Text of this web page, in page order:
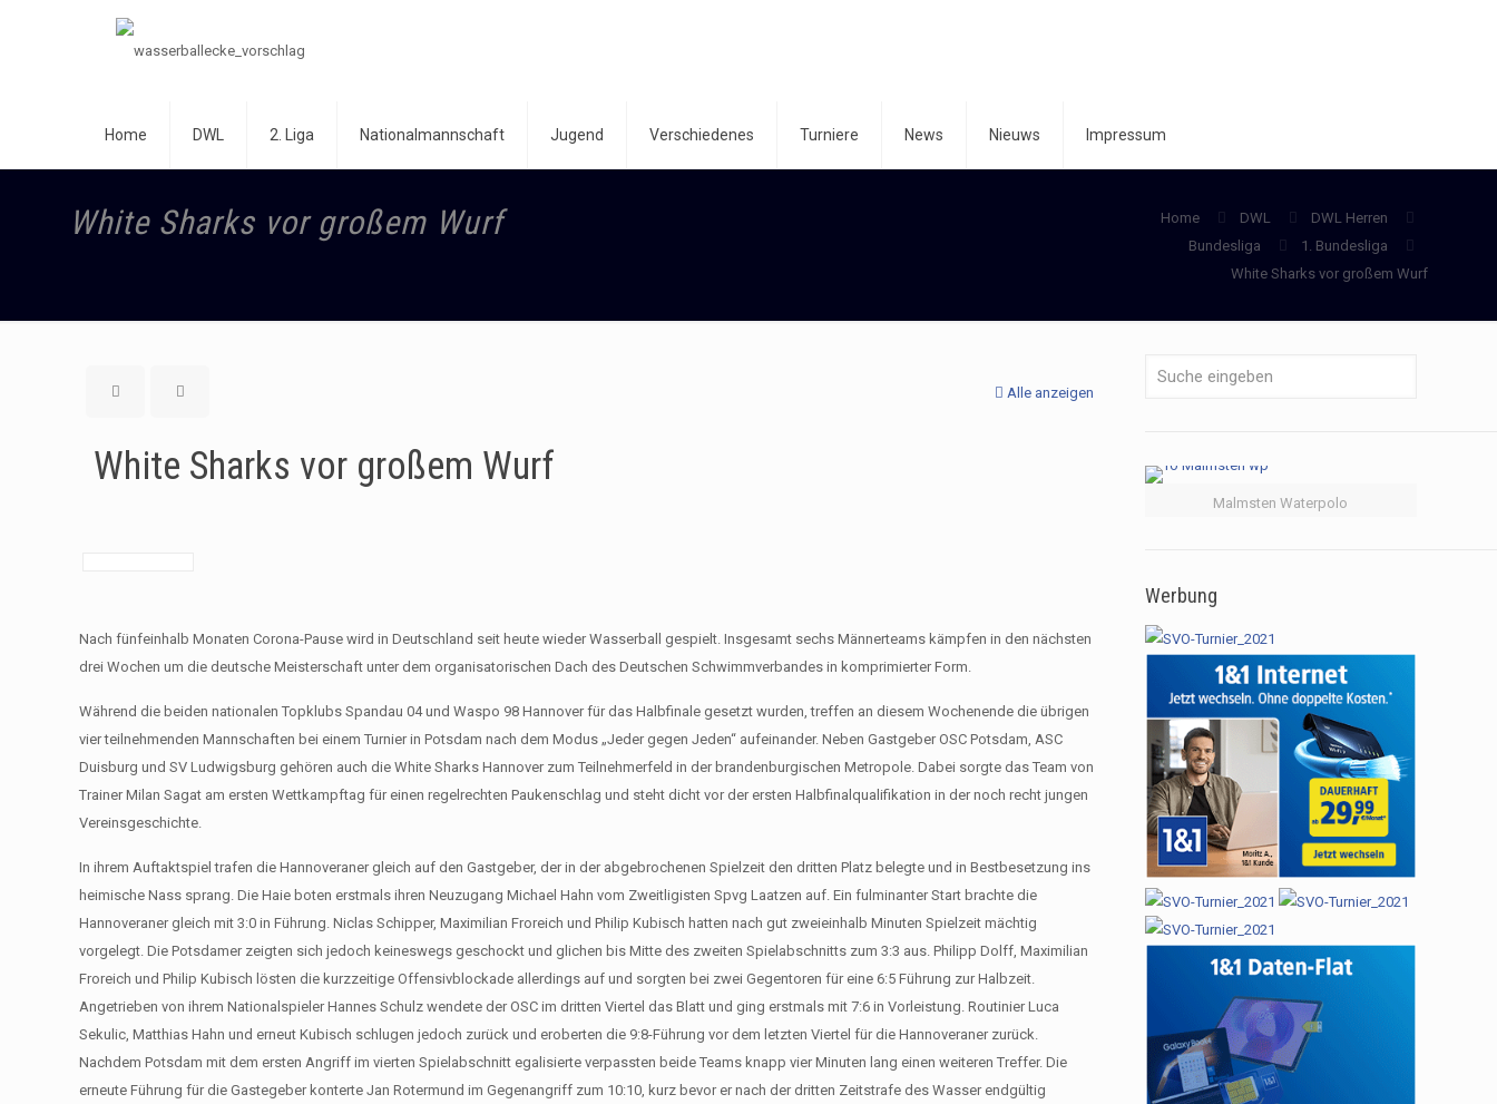
Home DWL 2. Liga Nationalmannschaft Jugend Verschiedenes Turniere News Nieuws Impressum
White Sharks vor großem Wurf Home DWL
DWL Herren
Bundesliga
1. Bundesliga
White Sharks vor großem Wurf
Alle anzeigen
White Sharks vor großem Wurf
Nach fünfeinhalb Monaten Corona-Pause wird in Deutschland seit heute wieder Wasserball gespielt. Insgesamt sechs Männerteams kämpfen in den nächsten
drei Wochen um die deutsche Meisterschaft unter dem organisatorischen Dach des Deutschen Schwimmverbandes in komprimierter Form.
Während die beiden nationalen Topklubs Spandau 04 und Waspo 98 Hannover für das Halbfinale gesetzt wurden, treffen an diesem Wochenende die übrigen
vier teilnehmenden Mannschaften bei einem Turnier in Potsdam nach dem Modus „Jeder gegen Jeden“ aufeinander. Neben Gastgeber OSC Potsdam, ASC
Duisburg und SV Ludwigsburg gehören auch die White Sharks Hannover zum Teilnehmerfeld in der brandenburgischen Metropole. Dabei sorgte das Team von
Trainer Milan Sagat am ersten Wettkampftag für einen regelrechten Paukenschlag und steht dicht vor der ersten Halbfinalqualifikation in der noch recht jungen
Vereinsgeschichte.
In ihrem Auftaktspiel trafen die Hannoveraner gleich auf den Gastgeber, der in der abgebrochenen Spielzeit den dritten Platz belegte und in Bestbesetzung ins
heimische Nass sprang. Die Haie boten erstmals ihren Neuzugang Michael Hahn vom Zweitligisten Spvg Laatzen auf. Ein fulminanter Start brachte die
Hannoveraner gleich mit 3:0 in Führung. Niclas Schipper, Maximilian Froreich und Philip Kubisch hatten nach gut zweieinhalb Minuten Spielzeit mächtig
vorgelegt. Die Potsdamer zeigten sich jedoch keineswegs geschockt und glichen bis Mitte des zweiten Spielabschnitts zum 3:3 aus. Philipp Dolff, Maximilian
Froreich und Philip Kubisch lösten die kurzzeitige Offensivblockade allerdings auf und sorgten bei zwei Gegentoren für eine 6:5 Führung zur Halbzeit.
Angetrieben von ihrem Nationalspieler Hannes Schulz wendete der OSC im dritten Viertel das Blatt und ging erstmals mit 7:6 in Vorleistung. Routinier Luca
Sekulic, Matthias Hahn und erneut Kubisch schlugen jedoch zurück und eroberten die 9:8-Führung vor dem letzten Viertel für die Hannoveraner zurück.
Nachdem Potsdam mit dem ersten Angriff im vierten Spielabschnitt egalisierte verpassten beide Teams knapp vier Minuten lang einen weiteren Treffer. Die
erneute Führung für die Gastegeber konterte Jan Rotermund im Gegenangriff zum 10:10, kurz bevor er nach der dritten Zeitstrafe des Wasser endgültig
Malmsten Waterpolo
Werbung